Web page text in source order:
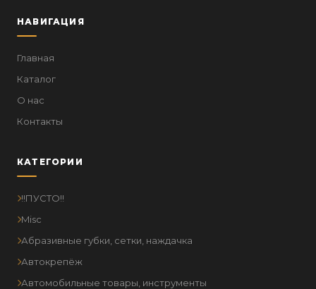
НАВИГАЦИЯ
Главная
Каталог
О нас
Контакты
КАТЕГОРИИ
!!ПУСТО!!
Misc
Абразивные губки, сетки, наждачка
Автокрепёж
Автомобильные товары, инструменты